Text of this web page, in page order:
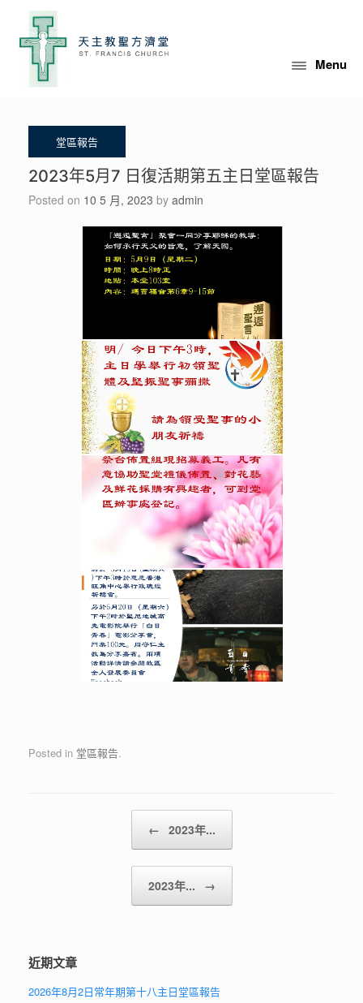
content
Menu
2023年5月7 日復活期第五主日堂區報告
Posted on 10 5 月, 2023 by admin
Posted in 堂區報告.
Post navigation
← 2023年...
2023年... →
近期文章
2026年8月2日常年期第十八主日堂區報告